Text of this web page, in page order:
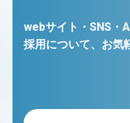
webサイト・SNS・
採用について、 お気